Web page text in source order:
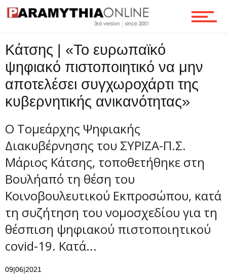
Κάτσης | «Το ευρωπαϊκό
ψηφιακό πιστοποιητικό να μην
αποτελέσει συγχωροχάρτι της
κυβερνητικής ανικανότητας»
Ο Τομεάρχης Ψηφιακής
Διακυβέρνησης του ΣΥΡΙΖΑ-Π.Σ.
Μάριος Κάτσης, τοποθετήθηκε στη
Βουλήαπό τη θέση του
Κοινοβουλευτικού Εκπροσώπου, κατά
τη συζήτηση του νομοσχεδίου για τη
θέσπιση ψηφιακού πιστοποιητικού
covid-19. Κατά...
09|06|2021